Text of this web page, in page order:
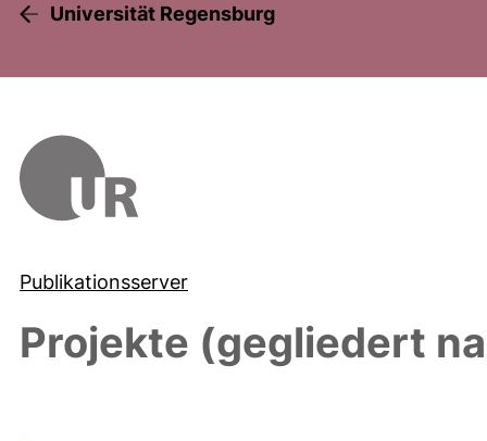
Universität Regensburg
Publikationsserver
Projekte (gegliedert